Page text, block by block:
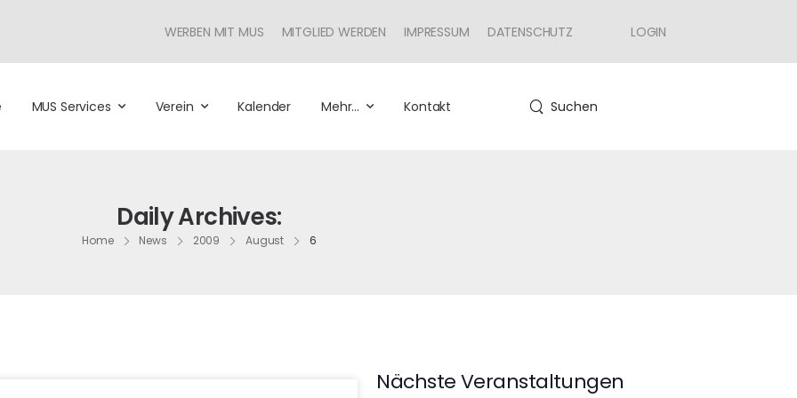
WERBEN MIT MUS MITGLIED WERDEN IMPRESSUM DATENSCHUTZ LOGIN
Suchen
MUS Services Verein Kalender Mehr… Kontakt
Daily Archives:
Home News 2009 August 6
Nächste Veranstaltungen